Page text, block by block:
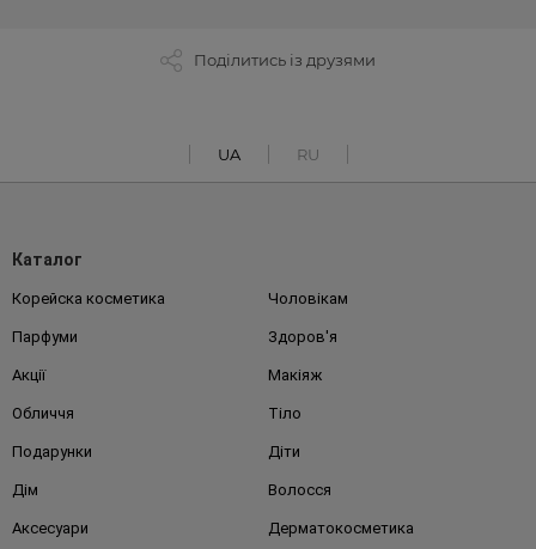
Поділитись із друзями
UA RU
Каталог
Корейска косметика Чоловікам
Парфуми Здоров'я
Акції Макіяж
Обличчя Тіло
Подарунки Діти
Дім Волосся
Аксесуари Дерматокосметика